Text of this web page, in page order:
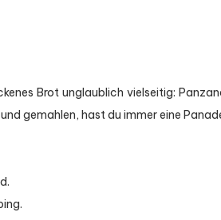
Brot unglaublich vielseitig:
gemahlen, hast du immer eine